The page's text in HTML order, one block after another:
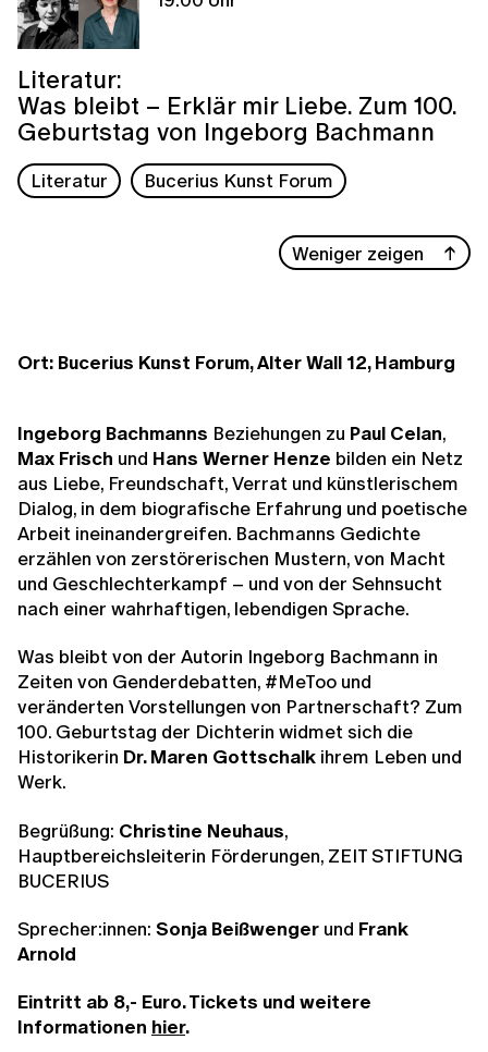
Literatur:
Was bleibt – Erklär mir Liebe. Zum 100.
Geburtstag von Ingeborg Bachmann
Literatur Bucerius Kunst Forum
Weniger zeigen
Ort: Bucerius Kunst Forum, Alter Wall 12, Hamburg
Ingeborg Bachmanns Beziehungen zu Paul Celan,
Max Frisch und Hans Werner Henze bilden ein Netz
aus Liebe, Freundschaft, Verrat und künstlerischem
Dialog, in dem biografische Erfahrung und poetische
Arbeit ineinandergreifen. Bachmanns Gedichte
erzählen von zerstörerischen Mustern, von Macht
und Geschlechterkampf – und von der Sehnsucht
nach einer wahrhaftigen, lebendigen Sprache.
Was bleibt von der Autorin Ingeborg Bachmann in
Zeiten von Genderdebatten, #MeToo und
veränderten Vorstellungen von Partnerschaft? Zum
100. Geburtstag der Dichterin widmet sich die
Historikerin Dr. Maren Gottschalk ihrem Leben und
Werk.
Begrüßung: Christine Neuhaus,
Hauptbereichsleiterin Förderungen, ZEIT STIFTUNG
BUCERIUS
Sprecher:innen: Sonja Beißwenger und Frank
Arnold
Eintritt ab 8,- Euro. Tickets und weitere
Informationen hier.